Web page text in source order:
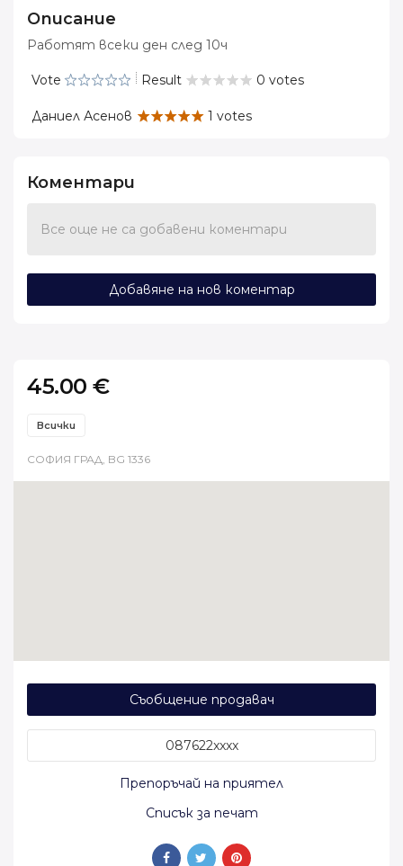
Описание
Работят всеки ден след 10ч
Vote Result 0 votes
Даниел Асенов 1 votes
Коментари
Все още не са добавени коментари
Добавяне на нов коментар
45.00 €
Всички
СОФИЯ ГРАД, BG 1336
Съобщение продавач
087622xxxx
Препоръчай на приятел
Списък за печат